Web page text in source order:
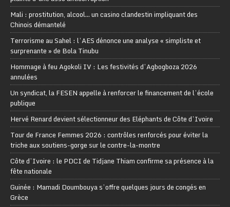
Mali : prostitution, alcool… un casino clandestin impliquant des
Chinois démantelé
Terrorisme au Sahel : l’AES dénonce une analyse « simpliste et
surprenante » de Bola Tinubu
Hommage à feu Agokoli IV : Les festivités d’Agbogboza 2026
annulées
Un syndicat, la FESEN appelle à renforcer le financement de l’école
publique
Hervé Renard devient sélectionneur des Eléphants de Côte d’Ivoire
Tour de France Femmes 2026 : contrôles renforcés pour éviter la
triche aux soutiens-gorge sur le contre-la-montre
Côte d’Ivoire : le PDCI de Tidjane Thiam confirme sa présence à la
fête nationale
Guinée : Mamadi Doumbouya s’offre quelques jours de congés en
Grèce